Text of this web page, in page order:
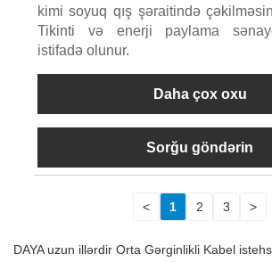
kimi soyuq qış şəraitində
Tikinti və enerji paylama
istifadə olunur.
Daha çox oxu
Sorğu göndərin
< 1 2 3 >
DAYA uzun illərdir Orta Gərginlikli Kabel